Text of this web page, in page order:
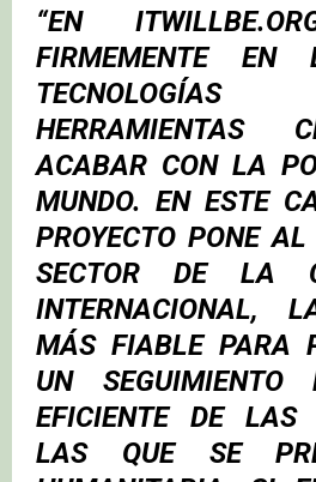
“EN
FIRMEMENTE EN
HERRAMIENTAS
ACABAR CON LA
MUNDO. EN ESTE
PROYECTO PONE
SECTOR DE LA
INTERNACIONAL,
MÁS FIABLE PARA
UN SEGUIMIENTO
EFICIENTE DE LAS
LAS QUE SE